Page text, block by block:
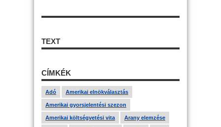
TEXT
CÍMKÉK
Adó Amerikai elnökválasztás
Amerikai gyorsjelentési szezon
Amerikai költségvetési vita Arany elemzése